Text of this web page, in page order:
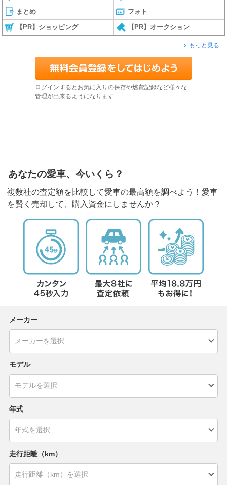
まとめ フォト
【PR】ショッピング 【PR】オークション
もっと見る
ログインするとお気に入りの保存や燃費記録など様々な
管理が出来るようになります
あなたの愛車、今いくら？
複数社の査定額を比較して愛車の最高額を調べよう！愛車
を賢く売却して、購入資金にしませんか？
メーカー
モデル
年式
走行距離（km）